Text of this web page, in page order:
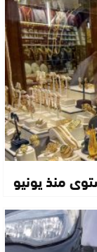
منذ يونيو